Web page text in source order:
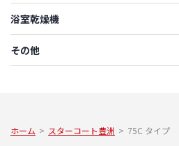
浴室乾燥機
その他
ホーム > スターコート豊洲 > 75C タイプ